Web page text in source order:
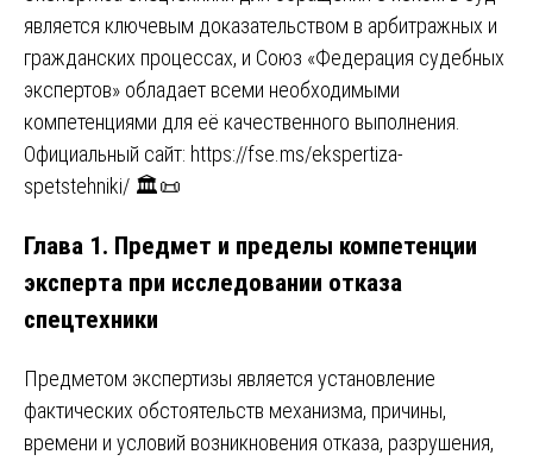
является ключевым доказательством в арбитражных и
гражданских процессах, и Союз «Федерация судебных
экспертов» обладает всеми необходимыми
компетенциями для её качественного выполнения.
Официальный сайт: https://fse.ms/ekspertiza-
spetstehniki/ 🏛️📜
Глава 1. Предмет и пределы компетенции
эксперта при исследовании отказа
спецтехники
Предметом экспертизы является установление
фактических обстоятельств механизма, причины,
времени и условий возникновения отказа, разрушения,